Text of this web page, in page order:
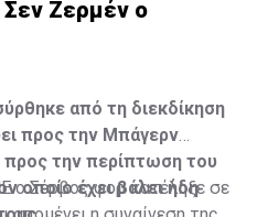
Σεν Ζερμέν ο
από τη διεκδίκηση
προς την Μπάγερν
την περίπτωση του
οποίο έχει βάλει ήδη
ο Σέρβος φορ κατέληξε σε